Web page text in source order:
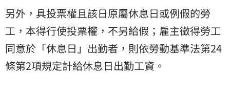
另外，具投票權且該日原屬休息日或例假的勞
工，本得行使投票權，不另給假；雇主徵得勞工
同意於「休息日」出勤者，則依勞動基準法第24
條第2項規定計給休息日出勤工資。